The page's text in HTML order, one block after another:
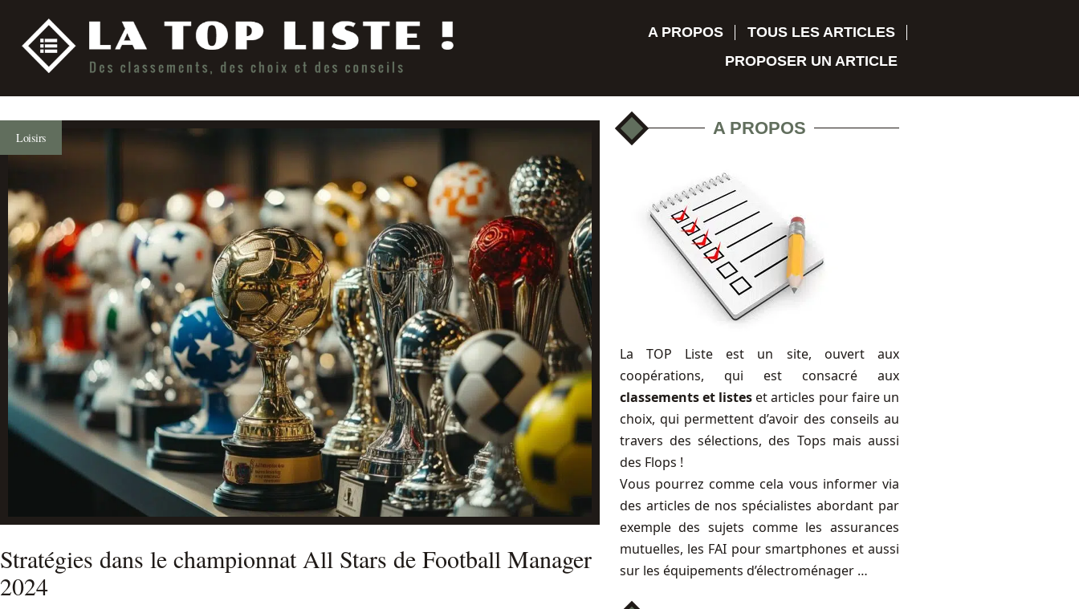
A PROPOS
TOUS LES ARTICLES
PROPOSER UN ARTICLE
Loisirs
Stratégies dans le championnat All Stars de Football Manager
2024
A PROPOS
La TOP Liste est un site, ouvert aux
coopérations, qui est consacré aux
classements et listeset articles pour faire un
choix, qui permettent d’avoir des conseils au
travers des sélections, des Tops mais aussi
des Flops !
Vous pourrez comme cela vous informer via
des articles de nos spécialistes abordant par
exemple des sujets comme les assurances
mutuelles, les FAI pour smartphones et aussi
sur les équipements d’électroménager …